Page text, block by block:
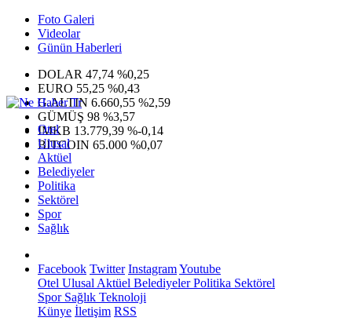
Foto Galeri
Videolar
Günün Haberleri
DOLAR 47,74 %0,25
EURO 55,25 %0,43
G.ALTIN 6.660,55 %2,59
GÜMÜŞ 98 %3,57
IMKB 13.779,39 %-0,14
BITCOIN 65.000 %0,07
Otel
Ulusal
Aktüel
Belediyeler
Politika
Sektörel
Spor
Sağlık
Facebook Twitter InstagramYoutube
Otel Ulusal Aktüel BelediyelerPolitika Sektörel
SporSağlık Teknoloji
Künye İletişim RSS